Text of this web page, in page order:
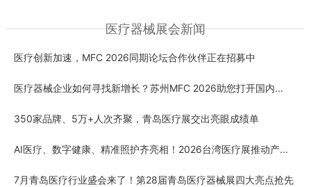
医疗器械展会新闻
医疗创新加速，MFC 2026同期论坛合作伙伴正在招募中
医疗器械企业如何寻找新增长？苏州MFC 2026助您打开国内...
350家品牌、5万+人次齐聚，青岛医疗展交出亮眼成绩单
AI医疗、数字健康、精准照护齐亮相！2026台湾医疗展推动产...
7月青岛医疗行业盛会来了！第28届青岛医疗器械展四大亮点抢先